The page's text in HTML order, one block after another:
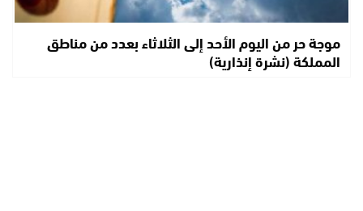
موجة حر من اليوم الأحد إلى الثلاثاء بعدد من مناطق
المملكة (نشرة إنذارية)